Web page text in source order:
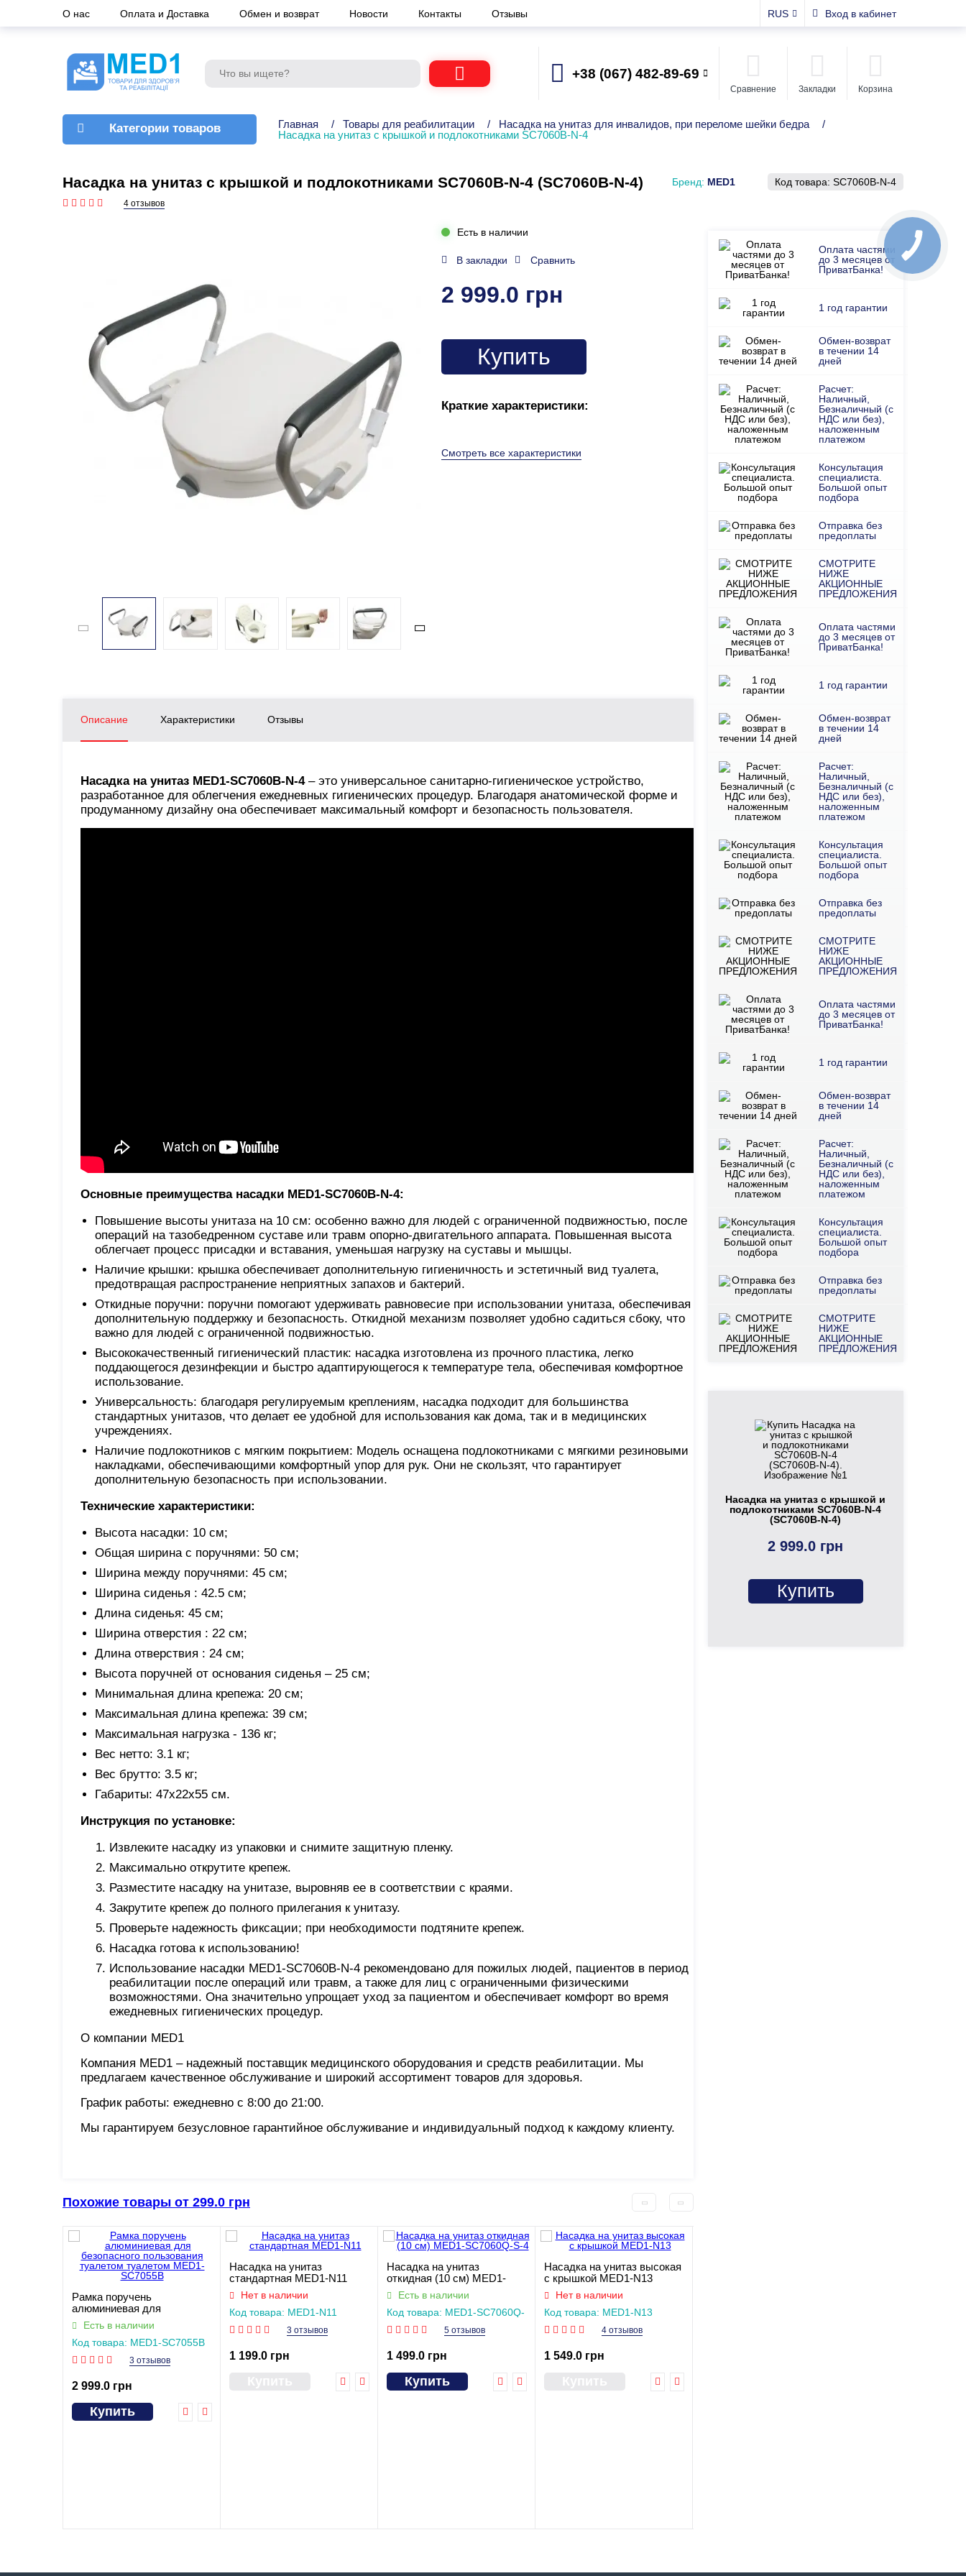
О нас Оплата и Доставка Обмен и возврат Новости Контакты Отзывы RUS Вход в кабинет
+38 (067) 482-89-69
Сравнение Закладки Корзина
Категории товаров Главная / Товары для реабилитации / Насадка на унитаз для инвалидов, при переломе шейки бедра
/
Насадка на унитаз с крышкой и подлокотниками SC7060B-N-4
Насадка на унитаз с крышкой и подлокотниками SC7060B-N-4 (SC7060B-N-4) Бренд: MED1 Код товара: SC7060B-N-4
4 отзывов
Есть в наличии
В закладки Сравнить
2 999.0 грн
Купить
Краткие характеристики:
Смотреть все характеристики
Описание Характеристики Отзывы
Насадка на унитаз MED1-SC7060B-N-4– это универсальное санитарно-гигиеническое устройство,
разработанное для облегчения ежедневных гигиенических процедур. Благодаря анатомической форме и
продуманному дизайну она обеспечивает максимальный комфорт и безопасность пользователя.
Основные преимущества насадки MED1-SC7060B-N-4:
Повышение высоты унитаза на 10 см: особенно важно для людей с ограниченной подвижностью, после
операций на тазобедренном суставе или травм опорно-двигательного аппарата. Повышенная высота
облегчает процесс присадки и вставания, уменьшая нагрузку на суставы и мышцы.
Наличие крышки: крышка обеспечивает дополнительную гигиеничность и эстетичный вид туалета,
предотвращая распространение неприятных запахов и бактерий.
Откидные поручни: поручни помогают удерживать равновесие при использовании унитаза, обеспечивая
дополнительную поддержку и безопасность. Откидной механизм позволяет удобно садиться сбоку, что
важно для людей с ограниченной подвижностью.
Высококачественный гигиенический пластик: насадка изготовлена ​​из прочного пластика, легко
поддающегося дезинфекции и быстро адаптирующегося к температуре тела, обеспечивая комфортное
использование.
Универсальность: благодаря регулируемым креплениям, насадка подходит для большинства
стандартных унитазов, что делает ее удобной для использования как дома, так и в медицинских
учреждениях.
Наличие подлокотников с мягким покрытием: Модель оснащена подлокотниками с мягкими резиновыми
накладками, обеспечивающими комфортный упор для рук. Они не скользят, что гарантирует
дополнительную безопасность при использовании.
Технические характеристики:
Высота насадки: 10 см;
Общая ширина с поручнями: 50 см;
Ширина между поручнями: 45 см;
Ширина сиденья : 42.5 см;
Длина сиденья: 45 см;
Ширина отверстия : 22 см;
Длина отверствия : 24 см;
Высота поручней от основания сиденья – 25 см;
Минимальная длина крепежа: 20 см;
Максимальная длина крепежа: 39 см;
Максимальная нагрузка - 136 кг;
Вес нетто: 3.1 кг;
Вес брутто: 3.5 кг;
Габариты: 47х22х55 см.
Инструкция по установке:
Извлеките насадку из упаковки и снимите защитную пленку.
Максимально открутите крепеж.
Разместите насадку на унитазе, выровняв ее в соответствии с краями.
Закрутите крепеж до полного прилегания к унитазу.
Проверьте надежность фиксации; при необходимости подтяните крепеж.
Насадка готова к использованию!
Использование насадки MED1-SC7060B-N-4 рекомендовано для пожилых людей, пациентов в период
реабилитации после операций или травм, а также для лиц с ограниченными физическими
возможностями. Она значительно упрощает уход за пациентом и обеспечивает комфорт во время
ежедневных гигиенических процедур.
О компании MED1
Компания MED1 – надежный поставщик медицинского оборудования и средств реабилитации. Мы
предлагаем качественное обслуживание и широкий ассортимент товаров для здоровья.
График работы: ежедневно с 8:00 до 21:00.
Мы гарантируем безусловное гарантийное обслуживание и индивидуальный подход к каждому клиенту.
Похожие товары от 299.0 грн
Рамка поручень
алюминиевая для
безопасного пользования
туалетом туалетом MED1-
SC7055B
Есть в наличии
Код товара: MED1-SC7055B
3 отзывов
2 999.0 грн
Купить
Насадка на унитаз
стандартная MED1-N11
Нет в наличии
Код товара: MED1-N11
3 отзывов
1 199.0 грн
Насадка на унитаз
откидная (10 см) MED1-
SC7060Q-S-4
Есть в наличии
Код товара: MED1-SC7060Q-
5 отзывов
1 499.0 грн
Купить
Насадка на унитаз высокая
с крышкой MED1-N13
Нет в наличии
Код товара: MED1-N13
4 отзывов
1 549.0 грн
Оплата частями
до 3 месяцев от
ПриватБанка!
1 год гарантии
Обмен-возврат
в течении 14
дней
Расчет:
Наличный,
Безналичный (с
НДС или без),
наложенным
платежом
Консультация
специалиста.
Большой опыт
подбора
Отправка без
предоплаты
СМОТРИТЕ
НИЖЕ
АКЦИОННЫЕ
ПРЕДЛОЖЕНИЯ
Оплата частями
до 3 месяцев от
ПриватБанка!
1 год гарантии
Обмен-возврат
в течении 14
дней
Расчет:
Наличный,
Безналичный (с
НДС или без),
наложенным
платежом
Консультация
специалиста.
Большой опыт
подбора
Отправка без
предоплаты
СМОТРИТЕ
НИЖЕ
АКЦИОННЫЕ
ПРЕДЛОЖЕНИЯ
Оплата частями
до 3 месяцев от
ПриватБанка!
1 год гарантии
Обмен-возврат
в течении 14
дней
Расчет:
Наличный,
Безналичный (с
НДС или без),
наложенным
платежом
Консультация
специалиста.
Большой опыт
подбора
Отправка без
предоплаты
СМОТРИТЕ
НИЖЕ
АКЦИОННЫЕ
ПРЕДЛОЖЕНИЯ
Насадка на унитаз с крышкой и
подлокотниками SC7060B-N-4
(SC7060B-N-4)
2 999.0 грн
Купить